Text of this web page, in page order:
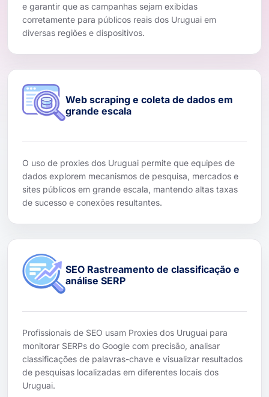
e garantir que as campanhas sejam exibidas
corretamente para públicos reais dos Uruguai em
diversas regiões e dispositivos.
Web scraping e coleta de dados em
grande escala
O uso de proxies dos Uruguai permite que equipes de
dados explorem mecanismos de pesquisa, mercados e
sites públicos em grande escala, mantendo altas taxas
de sucesso e conexões resultantes.
SEO Rastreamento de classificação e
análise SERP
Profissionais de SEO usam Proxies dos Uruguai para
monitorar SERPs do Google com precisão, analisar
classificações de palavras-chave e visualizar resultados
de pesquisas localizadas em diferentes locais dos
Uruguai.